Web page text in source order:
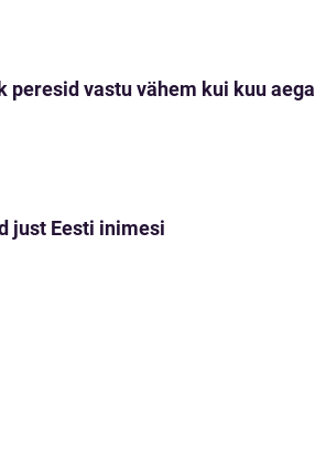
vastu vähem kui kuu aega
just Eesti inimesi